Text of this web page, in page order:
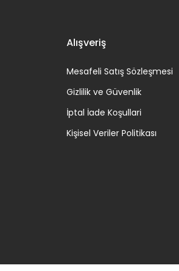
Alışveriş
Mesafeli Satış Sözleşmesi
Gizlilik ve Güvenlik
İptal İade Koşullari
Kişisel Veriler Politikası